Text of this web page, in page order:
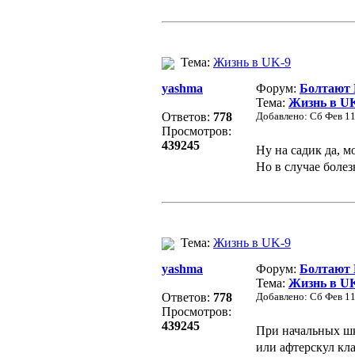
Тема: Жизнь в UK-9
yashma
Ответов: 778
Просмотров:
439245
Форум: Болтают
Тема: Жизнь в
Добавлено: Сб Фев
Ну на садик да,
Но в случае
Тема: Жизнь в UK-9
yashma
Ответов: 778
Просмотров:
439245
Форум: Болтают
Тема: Жизнь в
Добавлено: Сб Фев
При начальных
или афтерскул